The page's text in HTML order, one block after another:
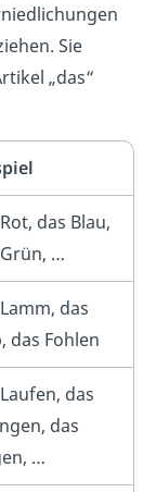
Sie
„das“
Rot, das Blau,
Grün, …
Lamm, das
das Fohlen
Laufen, das
das
…